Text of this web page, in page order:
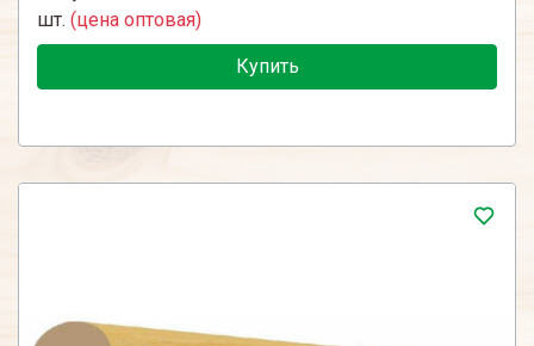
шт. (цена оптовая)
Купить